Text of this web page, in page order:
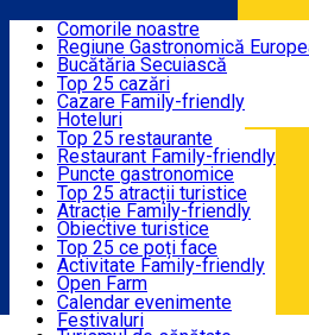
Unde poți dormi
Ce să mănânci și ce să bei
Ce să vizitezi
Ce poți face
Evenimente
Info utile
Comorile noastre
Regiune Gastronomică
Bucătăria Secuiască
Ghid Audio
Harghita legendară
Încearcă-le
Top 25 cazări
Cazare Family-friendly
Hoteluri
Moteluri
Pensiuni
Hosteluri
Vile
Cabane
Apartamente
Camere de închiriat
Camping
Glamping
Toate cazările
Top 25 restaurante
Restaurant Family-friendly
Puncte gastronomice
Produs Secuiesc
Produs montan
Restaurante, Pizzerii
Fast Food
Cafenele
Cofetării, Clătitărie
Gelaterie
Toate restaurantele
Top 25 atracții turistice
Atracție Family-friendly
Obiective turistice
Cultură
Harghita sacrală
Tradiții și obiceiuri
Ateliere demonstrative
Top 25 ce poți face
Activitate Family-friendly
Open Farm
Trasee tematice
Viaţa sălbatică
Calendar evenimente
Festivaluri